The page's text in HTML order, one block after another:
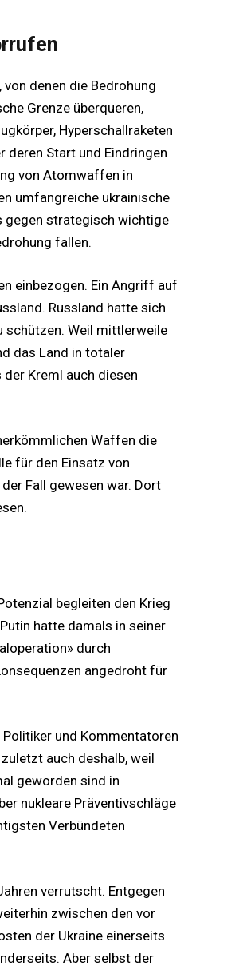
denen die Bedrohung
Grenze überqueren,
Hyperschallraketen
deren Start und Eindringen
von Atomwaffen in
umfangreiche ukrainische
gegen strategisch wichtige
fallen.
einbezogen. Ein Angriff auf
Russland hatte sich
schützen. Weil mittlerweile
das Land in totaler
Kreml auch diesen
Waffen die
für den Einsatz von
Fall gewesen war. Dort
begleiten den Krieg
hatte damals in seiner
durch
angedroht für
und Kommentatoren
auch deshalb, weil
geworden sind in
nukleare Präventivschläge
Verbündeten
verrutscht. Entgegen
zwischen den vor
der Ukraine einerseits
Aber selbst der